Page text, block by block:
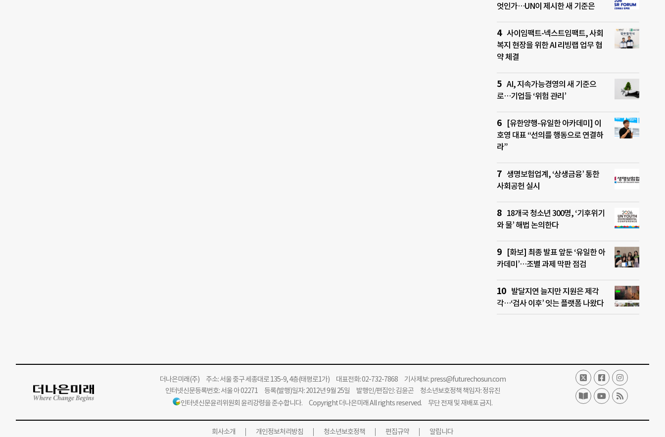
엇인가…UN이 제시한 새 기준은
사이임팩트-넥스트임팩트, 사회
복지 현장을 위한 AI 리빙랩 업무 협
약 체결
AI, 지속가능경영의 새 기준으
로…기업들 ‘위험 관리’
[유한양행-유일한 아카데미] 이
호영 대표 “선의를 행동으로 연결하
라”
생명보험업계, ‘상생금융’ 통한
사회공헌 실시
18개국 청소년 300명, ‘기후위기
와 물’ 해법 논의한다
[화보] 최종 발표 앞둔 ‘유일한 아
카데미’…조별 과제 막판 점검
발달지연 늘지만 지원은 제각
각…‘검사 이후’ 잇는 플랫폼 나왔다
더나은미래(주)주소: 서울 중구 세종대로 135-9, 4층(태평로1가) 대표전화: 02-732-7868 기사제보:press@futurechosun.com
인터넷신문등록번호: 서울 아 02271 등록(발행)일자: 2012년 9월 25일 발행인/편집인: 김윤곤 청소년보호정책 책임자: 정유진
인터넷신문윤리위원회 윤리강령을 준수합니다. Copyright 더나은미래 All rights reserved. 무단 전재 및 재배포 금지.
회사소개 개인정보처리방침 청소년보호정책 편집규약 알립니다